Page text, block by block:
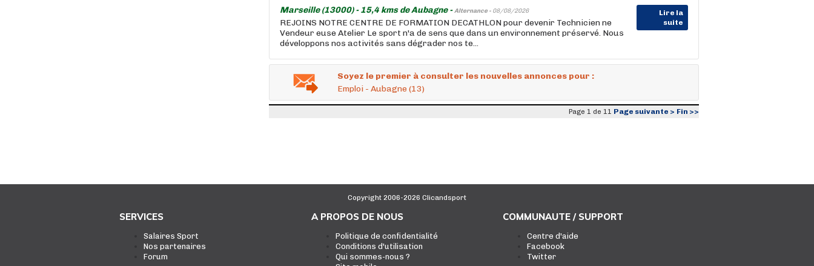
Marseille (13000) - 15,4 kms de Aubagne -Alternance - 08/08/2026
Lire la
suite
REJOINS NOTRE CENTRE DE FORMATION DECATHLON pour devenir Technicien ne
Vendeur euse Atelier Le sport n'a de sens que dans un environnement préservé. Nous
développons nos activités sans dégrader nos te...
Soyez le premier à consulter les nouvelles annonces pour :
Emploi - Aubagne (13)
Page 1 de 11 Page suivante > Fin >>
Copyright 2006-2026 Clicandsport
SERVICES
Salaires Sport
Nos partenaires
Forum
A PROPOS DE NOUS
Politique de confidentialité
Conditions d'utilisation
Qui sommes-nous ?
COMMUNAUTE / SUPPORT
Centre d'aide
Facebook
Twitter